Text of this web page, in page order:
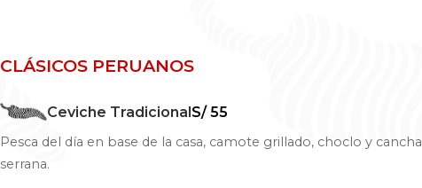
CLÁSICOS PERUANOS
Ceviche TradicionalS/ 55
Pesca del día en base de la casa, camote grillado, choclo y cancha
serrana.